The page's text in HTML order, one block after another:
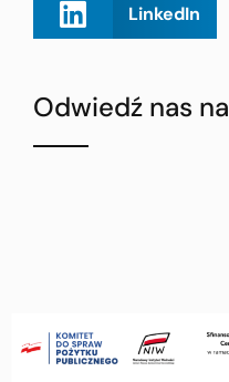
LinkedIn
Odwiedź nas na